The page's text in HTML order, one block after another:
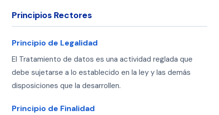
Principios Rectores
Principio de Legalidad
El Tratamiento de datos es una actividad reglada que
debe sujetarse a lo establecido en la ley y las demás
disposiciones que la desarrollen.
Principio de Finalidad